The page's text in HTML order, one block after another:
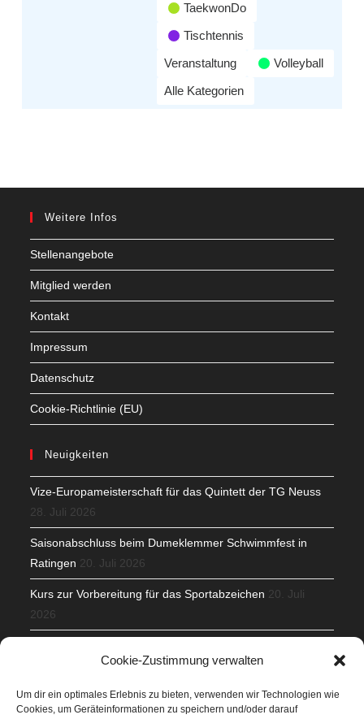
Cookie-Zustimmung verwalten
Um dir ein optimales Erlebnis zu bieten, verwenden wir Technologien wie
Cookies, um Geräteinformationen zu speichern und/oder darauf
TaekwonDo
Tischtennis
Veranstaltung
Volleyball
Alle Kategorien
Weitere Infos
Stellenangebote
Mitglied werden
Kontakt
Impressum
Datenschutz
Cookie-Richtlinie (EU)
Neuigkeiten
Vize-Europameisterschaft für das Quintett der TG Neuss
28. Juli 2026
Saisonabschluss beim Dumeklemmer Schwimmfest in
Ratingen 20. Juli 2026
Kurs zur Vorbereitung für das Sportabzeichen 20. Juli
2026